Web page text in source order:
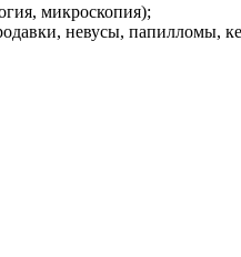
микроскопия);
невусы,